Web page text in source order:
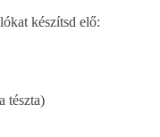
készítsd elő:
tészta)